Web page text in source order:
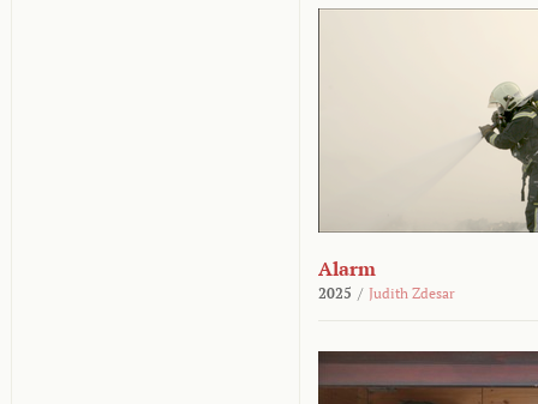
Alarm
2025 / Judith Zdesar